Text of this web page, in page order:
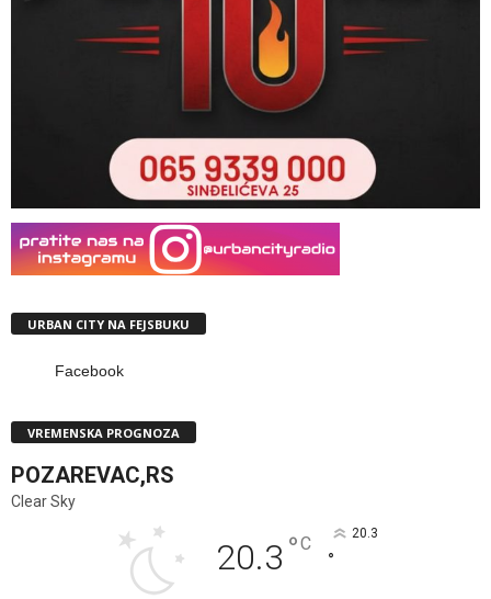
URBAN CITY NA FEJSBUKU
Facebook
VREMENSKA PROGNOZA
POZAREVAC,RS
Clear Sky
20.3 °C 20.3
°